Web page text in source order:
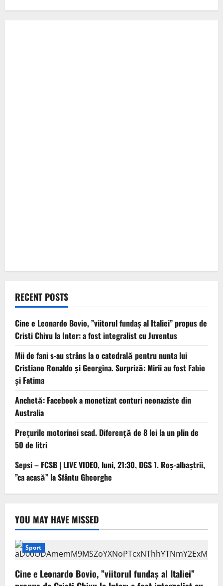
RECENT POSTS
Cine e Leonardo Bovio, ”viitorul fundaș al Italiei” propus de
Cristi Chivu la Inter: a fost integralist cu Juventus
Mii de fani s-au strâns la o catedrală pentru nunta lui
Cristiano Ronaldo şi Georgina. Surpriză: Mirii au fost Fabio
şi Fatima
Anchetă: Facebook a monetizat conturi neonaziste din
Australia
Prețurile motorinei scad. Diferență de 8 lei la un plin de
50 de litri
Sepsi – FCSB | LIVE VIDEO, luni, 21:30, DGS 1. Roș-albaștrii,
”ca acasă” la Sfântu Gheorghe
YOU MAY HAVE MISSED
Sport
Cine e Leonardo Bovio, ”viitorul fundaș al Italiei”